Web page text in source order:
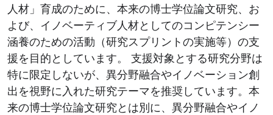
人材」育成のために、本来の博士学位論文研究、お
よび、イノベーティブ人材としてのコンピテンシー
涵養のための活動（研究スプリントの実施等）の支
援を目的としています。 支援対象とする研究分野は
特に限定しないが、異分野融合やイノベーション創
出を視野に入れた研究テーマを推奨しています。本
来の博士学位論文研究とは別に、異分野融合やイノ